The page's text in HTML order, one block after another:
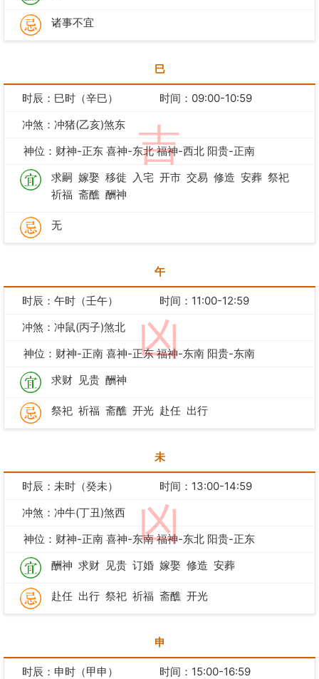
诸事不宜
巳
吉
时辰：巳时（辛巳）
时间：09:00-10:59
冲煞：冲猪(乙亥)煞东
神位：财神-正东 喜神-东北 福神-西北 阳贵-正南
求嗣 嫁娶 移徙 入宅 开市 交易 修造 安葬 祭祀
祈福 斋醮 酬神
无
午
凶
时辰：午时（壬午）
时间：11:00-12:59
冲煞：冲鼠(丙子)煞北
神位：财神-正南 喜神-正东 福神-东南 阳贵-东南
求财 见贵 酬神
祭祀 祈福 斋醮 开光 赴任 出行
未
凶
时辰：未时（癸未）
时间：13:00-14:59
冲煞：冲牛(丁丑)煞西
神位：财神-正南 喜神-东南 福神-东北 阳贵-正东
酬神 求财 见贵 订婚 嫁娶 修造 安葬
赴任 出行 祭祀 祈福 斋醮 开光
申
时辰：申时（甲申）
时间：15:00-16:59